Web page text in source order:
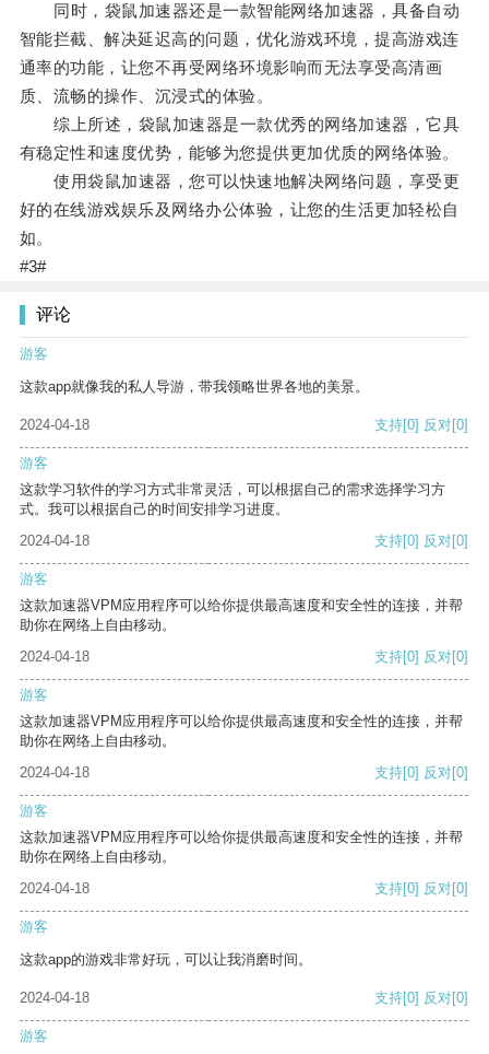
同时，袋鼠加速器还是一款智能网络加速器，具备自动
智能拦截、解决延迟高的问题，优化游戏环境，提高游戏连
通率的功能，让您不再受网络环境影响而无法享受高清画
质、流畅的操作、沉浸式的体验。
综上所述，袋鼠加速器是一款优秀的网络加速器，它具
有稳定性和速度优势，能够为您提供更加优质的网络体验。
使用袋鼠加速器，您可以快速地解决网络问题，享受更
好的在线游戏娱乐及网络办公体验，让您的生活更加轻松自
如。
#3#
评论
游客
这款app就像我的私人导游，带我领略世界各地的美景。
2024-04-18 支持[0] 反对[0]
游客
这款学习软件的学习方式非常灵活，可以根据自己的需求选择学习方
式。我可以根据自己的时间安排学习进度。
2024-04-18
支持[0] 反对[0]
游客
这款加速器VPM应用程序可以给你提供最高速度和安全性的连接，并帮
助你在网络上自由移动。
2024-04-18
支持[0] 反对[0]
游客
这款加速器VPM应用程序可以给你提供最高速度和安全性的连接，并帮
助你在网络上自由移动。
2024-04-18
支持[0] 反对[0]
游客
这款加速器VPM应用程序可以给你提供最高速度和安全性的连接，并帮
助你在网络上自由移动。
2024-04-18
支持[0] 反对[0]
游客
这款app的游戏非常好玩，可以让我消磨时间。
2024-04-18 支持[0] 反对[0]
游客